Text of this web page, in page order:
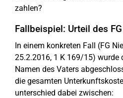
zahlen?
Fallbeispiel: Urteil des
In einem konkreten Fall (FG
25.2.2016, 1 K 169/15) wurde
Namen des Vaters
die gesamten
unterschied dabei zwischen: